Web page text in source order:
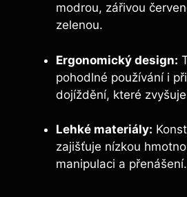
modrou, zářivou
zelenou.
Ergonomický design:
pohodlné používání i
dojíždění, které
Lehké materiály:
zajišťuje nízkou
manipulaci a přenášení.